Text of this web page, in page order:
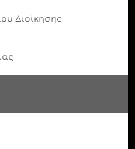
Διοίκησης